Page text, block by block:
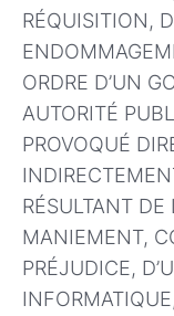
RÉQUISITION,
ORDRE D’UN
AUTORITÉ
PROVOQUÉ
RÉSULTANT DE
MANIEMENT,
PRÉJUDICE,